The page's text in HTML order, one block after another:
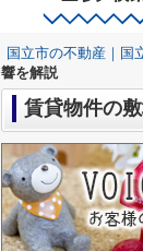
国立市の不動産｜国
響を解説
賃貸物件の